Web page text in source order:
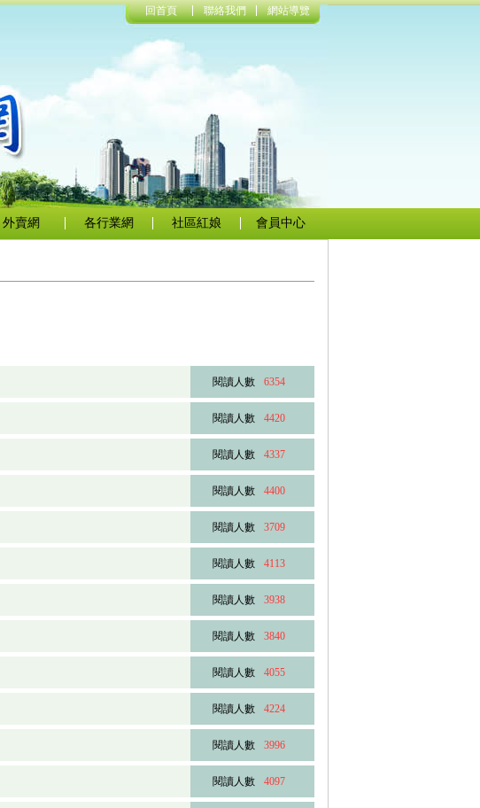
回首頁 聯絡我們 網站導覽
外賣網 各行業網 社區紅娘 會員中心
閱讀人數 6354
閱讀人數 4420
閱讀人數 4337
閱讀人數 4400
閱讀人數 3709
閱讀人數 4113
閱讀人數 3938
閱讀人數 3840
閱讀人數 4055
閱讀人數 4224
閱讀人數 3996
閱讀人數 4097